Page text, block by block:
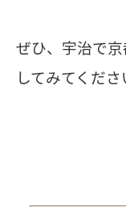
ぜひ、宇治で
してみてくださ